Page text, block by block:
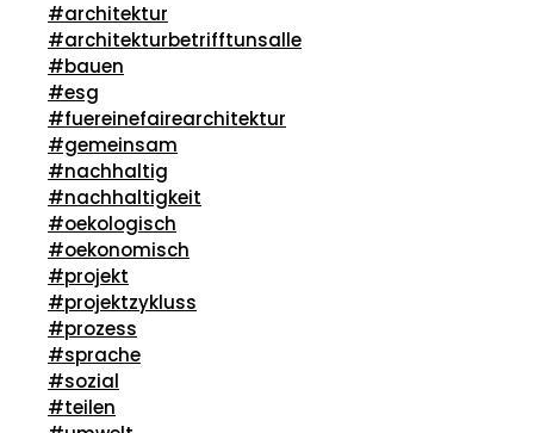
#architektur
#architekturbetrifftunsalle
#bauen
#esg
#fuereinefairearchitektur
#gemeinsam
#nachhaltig
#nachhaltigkeit
#oekologisch
#oekonomisch
#projekt
#projektzykluss
#prozess
#sprache
#sozial
#teilen